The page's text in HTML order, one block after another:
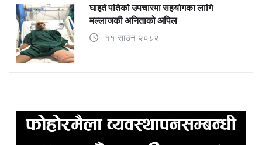
घाइते पतिको उपचारमा सहयोगका लागि
मल्लाजकी अनिताको अपिल
११ साउन २०८२